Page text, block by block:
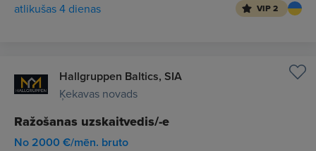
atlikušas 4 dienas VIP 2
Hallgruppen Baltics, SIA
Ķekavas novads
Ražošanas uzskaitvedis/-e
No 2000 €/mēn. bruto